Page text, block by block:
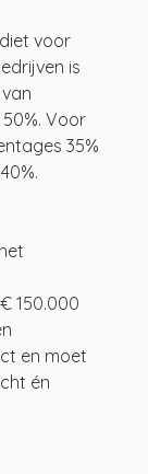
voor
is
Voor
35%
150.000
en moet
én